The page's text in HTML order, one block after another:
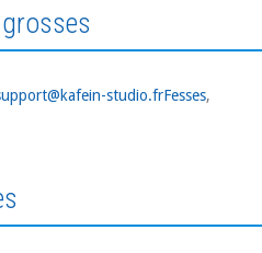
studio.frCatégories
Fesses,